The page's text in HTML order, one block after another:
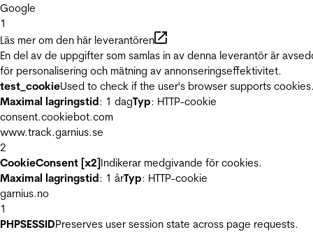
Google
1
Läs mer om den här leverantören
En del av de uppgifter som samlas in av denna leverantör är
för personalisering och mätning av annonseringseffektivitet.
test_cookieUsed to check if the user's browser supports
Maximal lagringstid: 1 dagTyp: HTTP-cookie
consent.cookiebot.com
www.track.garnius.se
2
CookieConsent [x2]Indikerar medgivande för cookies.
Maximal lagringstid: 1 årTyp: HTTP-cookie
garnius.no
1
PHPSESSIDPreserves user session state across page requests.